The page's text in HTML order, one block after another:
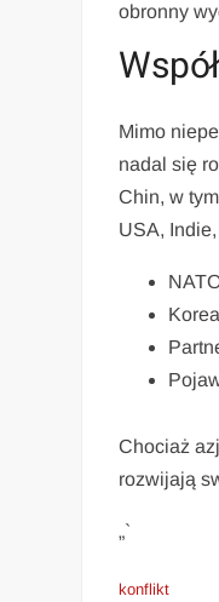
obronny
Mimo
nadal się
Chin, w
USA,
Chociaż
rozwijają
„`
konflikt